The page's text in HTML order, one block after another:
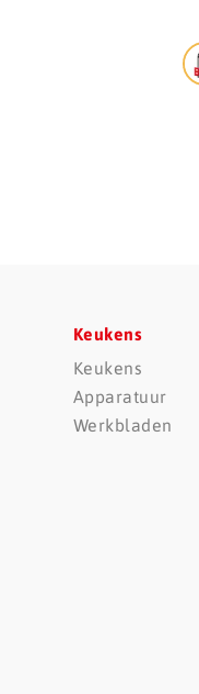
Keukens
Keukens
Apparatuur
Werkbladen